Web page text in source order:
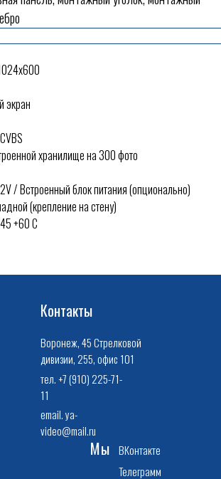
экран
хранилище на 300 фото
/ Встроенный блок питания (опционально)
(крепление на стену)
+60 С
Мы
Контакты
Телеграмм
ВКонтакте
email. ya-
video@mail.ru
тел. +7 (910) 225-71-
11
Воронеж, 45 Стрелковой
дивизии, 255, офис 101